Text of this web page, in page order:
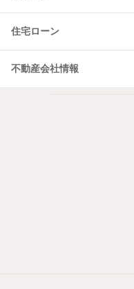
住宅ローン
不動産会社情報